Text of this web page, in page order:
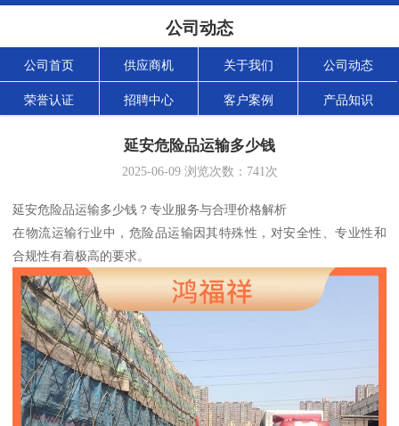
公司动态
公司首页 供应商机 关于我们 公司动态
荣誉认证 招聘中心 客户案例 产品知识
延安危险品运输多少钱
2025-06-09浏览次数： 741次
延安危险品运输多少钱？专业服务与合理价格解析
在物流运输行业中，危险品运输因其特殊性，对安全性、专业性和
合规性有着极高的要求。